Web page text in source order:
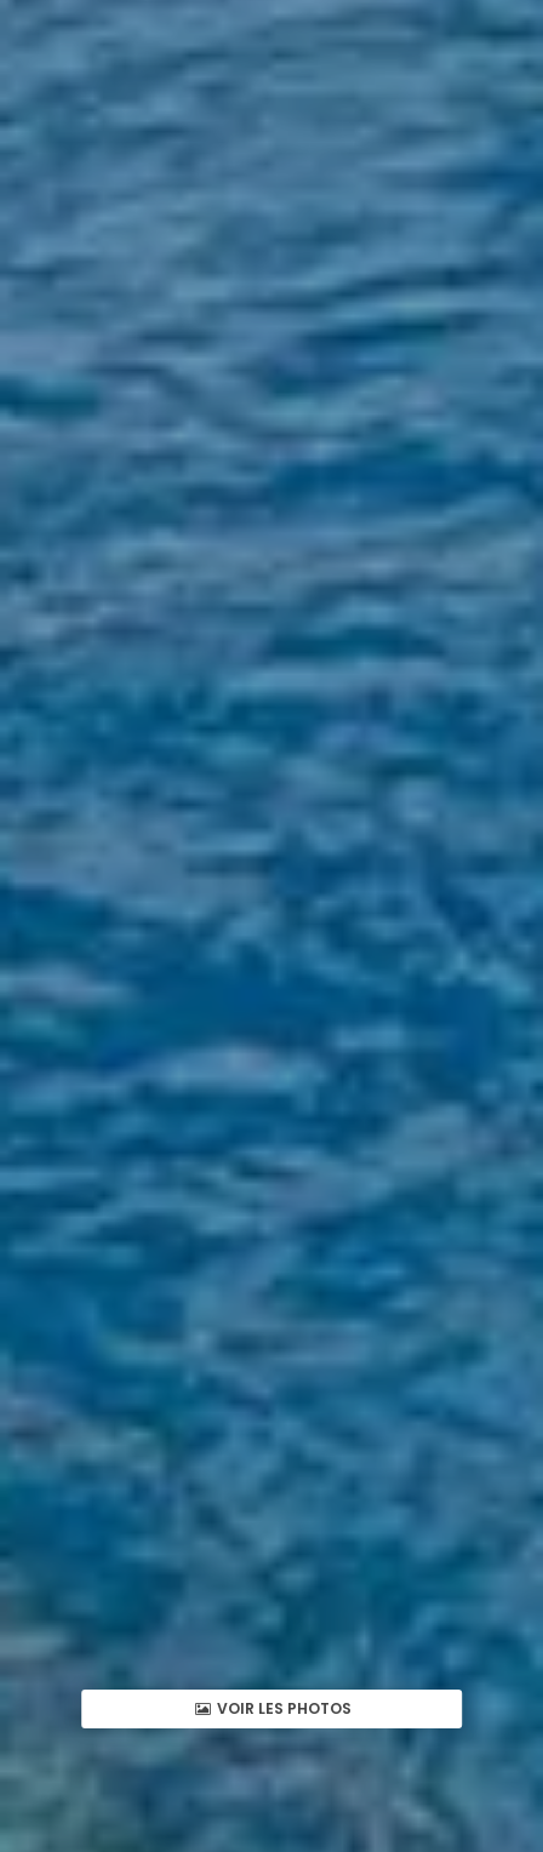
VOIR LES PHOTOS